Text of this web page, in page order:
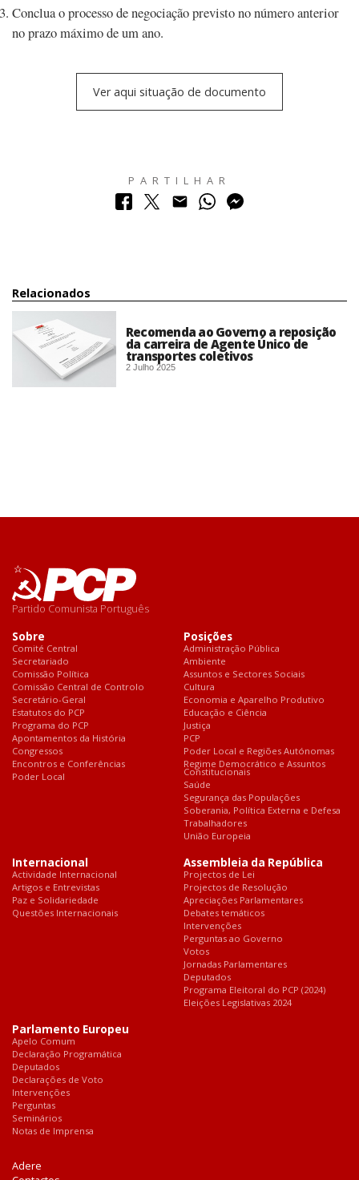
Conclua o processo de negociação previsto no número anterior
no prazo máximo de um ano.
Ver aqui situação de documento
PARTILHAR
Relacionados
Recomenda ao Governo a reposição
da carreira de Agente Único de
transportes coletivos
2 Julho 2025
Partido Comunista Português
Sobre
Comité Central
Secretariado
Comissão Política
Comissão Central de Controlo
Secretário-Geral
Estatutos do PCP
Programa do PCP
Apontamentos da História
Congressos
Encontros e Conferências
Poder Local
Posições
Administração Pública
Ambiente
Assuntos e Sectores Sociais
Cultura
Economia e Aparelho Produtivo
Educação e Ciência
Justiça
PCP
Poder Local e Regiões Autónomas
Regime Democrático e Assuntos
Constitucionais
Saúde
Segurança das Populações
Soberania, Política Externa e Defesa
Trabalhadores
União Europeia
Internacional
Actividade Internacional
Artigos e Entrevistas
Paz e Solidariedade
Questões Internacionais
Assembleia da República
Projectos de Lei
Projectos de Resolução
Apreciações Parlamentares
Debates temáticos
Intervenções
Perguntas ao Governo
Votos
Jornadas Parlamentares
Deputados
Programa Eleitoral do PCP (2024)
Eleições Legislativas 2024
Parlamento Europeu
Apelo Comum
Declaração Programática
Deputados
Declarações de Voto
Intervenções
Perguntas
Seminários
Notas de Imprensa
Adere